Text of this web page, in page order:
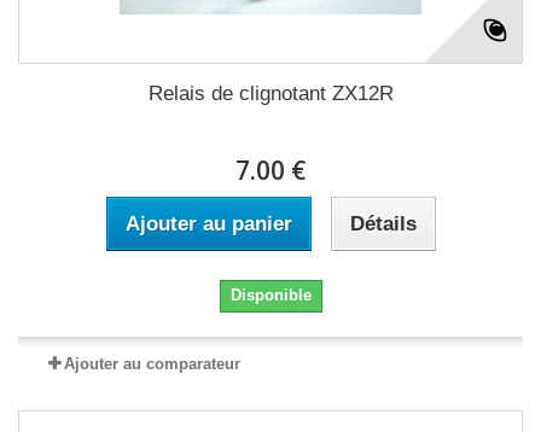
Relais de clignotant ZX12R
7.00 €
Ajouter au panier Détails
Disponible
Ajouter au comparateur